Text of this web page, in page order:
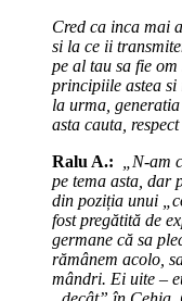
Cred ca inca mai
si la ce ii
pe al tau sa fie
principiile astea
la urma,
asta cauta,
Ralu A.:
„N-am
pe tema asta, dar
din poziția unui
fost pregătită de
germane că sa
rămânem acolo,
mândri. Ei uite –